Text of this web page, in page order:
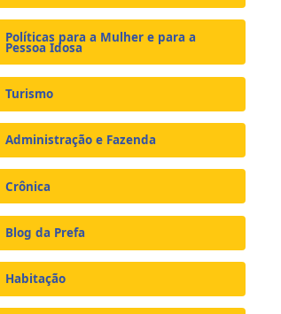
Políticas para a Mulher e para a
Pessoa Idosa
Turismo
Administração e Fazenda
Crônica
Blog da Prefa
Habitação